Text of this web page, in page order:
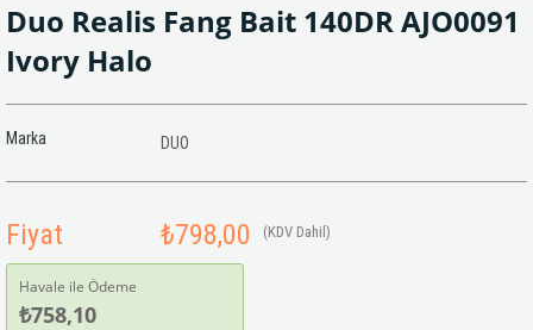
Duo Realis Fang Bait 140DR AJO0091
Ivory Halo
Marka DUO
Fiyat ₺798,00 (KDV Dahil)
Havale ile Ödeme
₺758,10